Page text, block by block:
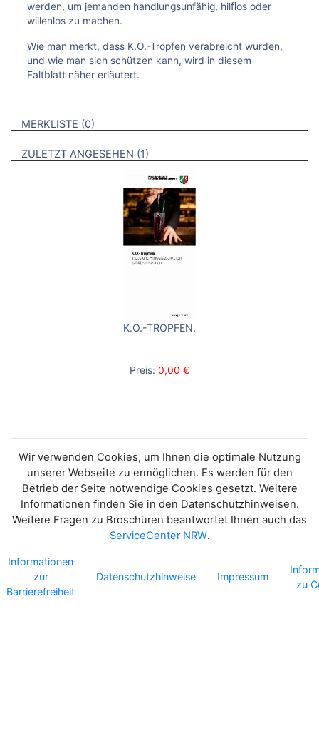
werden, um jemanden handlungsunfähig, hilﬂos oder
willenlos zu machen.
Wie man merkt, dass K.O.-Tropfen verabreicht wurden,
und wie man sich schützen kann, wird in diesem
Faltblatt näher erläutert.
VERWEISE AUF VERMERKTE- ODER ZULETZT ANGESEHENE
MERKLISTE 0 BROSCHÜREN
ZULETZT ANGESEHEN 1 BROSCHÜREN
K.O.-TROPFEN.
Preis: 0,00 €
Wir verwenden Cookies, um Ihnen die optimale Nutzung
unserer Webseite zu ermöglichen. Es werden für den
Betrieb der Seite notwendige Cookies gesetzt. Weitere
Informationen finden Sie in den Datenschutzhinweisen.
Weitere Fragen zu Broschüren beantwortet Ihnen auch das
ServiceCenter NRW.
Informationen
zur
Barrierefreiheit
Datenschutzhinweise Impressum
zu